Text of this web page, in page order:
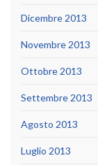
Dicembre 2013
Novembre 2013
Ottobre 2013
Settembre 2013
Agosto 2013
Luglio 2013